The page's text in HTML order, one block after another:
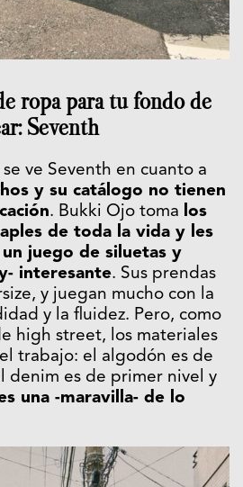
ropa para tu fondo de
Seventh
ve Seventh en cuanto a
y su catálogo no tienen
. Bukki Ojo toma los
de toda la vida y les
juego de siluetas y
interesante. Sus prendas
y juegan mucho con la
y la fluidez. Pero, como
high street, los materiales
trabajo: el algodón es de
denim es de primer nivel y
una -maravilla- de lo